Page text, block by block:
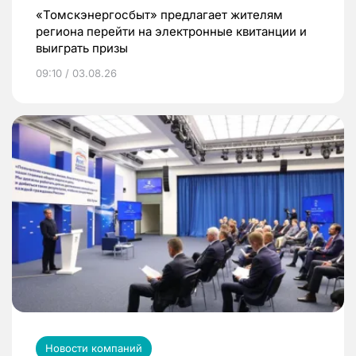
«Томскэнергосбыт» предлагает жителям
региона перейти на электронные квитанции и
выиграть призы
09:10 / 03.08.26
Новости компаний